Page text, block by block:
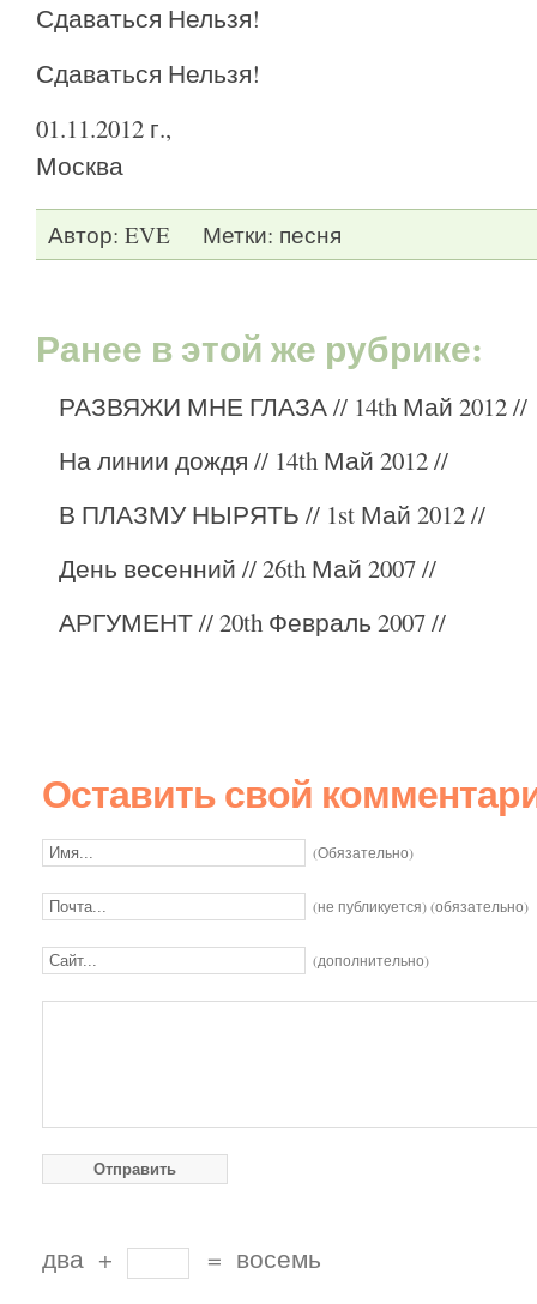
Сдаваться Нельзя!
Сдаваться Нельзя!
01.11.2012 г.,
Москва
Автор: EVE Метки: песня
Ранее в этой же рубрике:
РАЗВЯЖИ МНЕ ГЛАЗА// 14th Май 2012 //
На линии дождя // 14th Май 2012 //
В ПЛАЗМУ НЫРЯТЬ // 1st Май 2012 //
День весенний // 26th Май 2007 //
АРГУМЕНТ// 20th Февраль 2007 //
Оставить свой
(Обязательно)
(не публикуется) (обязательно)
(дополнительно)
два + = восемь